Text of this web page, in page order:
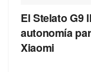
El Stelato G9
autonomía
Xiaomi